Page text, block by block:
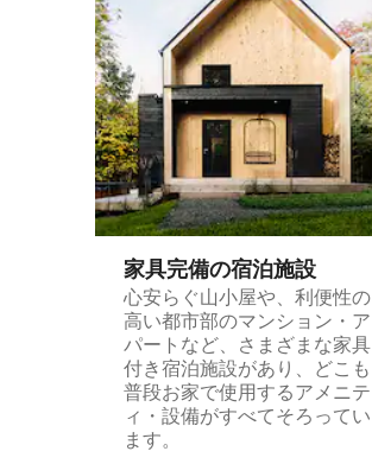
家具完備の宿⁠泊⁠施⁠設
心安らぐ山小屋や、利便性の
高い都市部のマンション・ア
パートなど、さまざまな家具
付き宿泊施設があり、どこも
普段お家で使用するアメニテ
ィ・設備がすべてそろってい
ます。